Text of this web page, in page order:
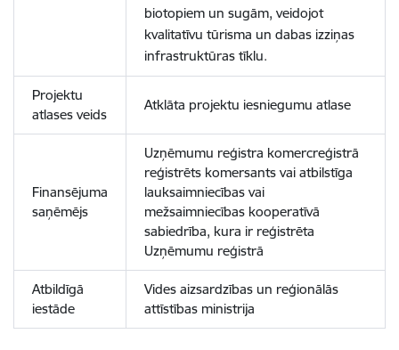
biotopiem un sugām, veidojot
kvalitatīvu tūrisma un dabas izziņas
infrastruktūras tīklu.
Projektu
atlases veids
Atklāta projektu iesniegumu atlase
Finansējuma
saņēmējs
Uzņēmumu reģistra komercreģistrā
reģistrēts komersants vai atbilstīga
lauksaimniecības vai
mežsaimniecības kooperatīvā
sabiedrība, kura ir reģistrēta
Uzņēmumu reģistrā
Atbildīgā
iestāde
Vides aizsardzības un reģionālās
attīstības ministrija